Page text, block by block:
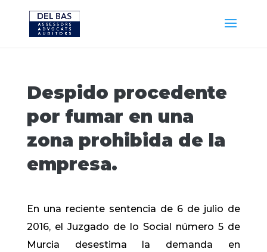
Despido procedente
por fumar en una
zona prohibida de la
empresa.
En una reciente sentencia de 6 de julio de
2016, el Juzgado de lo Social número 5 de
Murcia desestima la demanda en